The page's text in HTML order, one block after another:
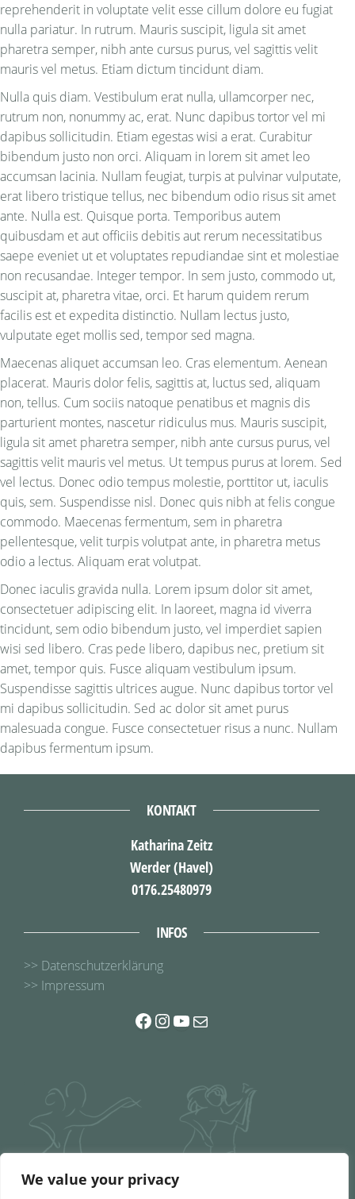
We value your privacy
reprehenderit in voluptate velit esse cillum dolore eu fugiat
nulla pariatur. In rutrum. Mauris suscipit, ligula sit amet
pharetra semper, nibh ante cursus purus, vel sagittis velit
mauris vel metus. Etiam dictum tincidunt diam.
Nulla quis diam. Vestibulum erat nulla, ullamcorper nec,
rutrum non, nonummy ac, erat. Nunc dapibus tortor vel mi
dapibus sollicitudin. Etiam egestas wisi a erat. Curabitur
bibendum justo non orci. Aliquam in lorem sit amet leo
accumsan lacinia. Nullam feugiat, turpis at pulvinar vulputate,
erat libero tristique tellus, nec bibendum odio risus sit amet
ante. Nulla est. Quisque porta. Temporibus autem
quibusdam et aut officiis debitis aut rerum necessitatibus
saepe eveniet ut et voluptates repudiandae sint et molestiae
non recusandae. Integer tempor. In sem justo, commodo ut,
suscipit at, pharetra vitae, orci. Et harum quidem rerum
facilis est et expedita distinctio. Nullam lectus justo,
vulputate eget mollis sed, tempor sed magna.
Maecenas aliquet accumsan leo. Cras elementum. Aenean
placerat. Mauris dolor felis, sagittis at, luctus sed, aliquam
non, tellus. Cum sociis natoque penatibus et magnis dis
parturient montes, nascetur ridiculus mus. Mauris suscipit,
ligula sit amet pharetra semper, nibh ante cursus purus, vel
sagittis velit mauris vel metus. Ut tempus purus at lorem. Sed
vel lectus. Donec odio tempus molestie, porttitor ut, iaculis
quis, sem. Suspendisse nisl. Donec quis nibh at felis congue
commodo. Maecenas fermentum, sem in pharetra
pellentesque, velit turpis volutpat ante, in pharetra metus
odio a lectus. Aliquam erat volutpat.
Donec iaculis gravida nulla. Lorem ipsum dolor sit amet,
consectetuer adipiscing elit. In laoreet, magna id viverra
tincidunt, sem odio bibendum justo, vel imperdiet sapien
wisi sed libero. Cras pede libero, dapibus nec, pretium sit
amet, tempor quis. Fusce aliquam vestibulum ipsum.
Suspendisse sagittis ultrices augue. Nunc dapibus tortor vel
mi dapibus sollicitudin. Sed ac dolor sit amet purus
malesuada congue. Fusce consectetuer risus a nunc. Nullam
dapibus fermentum ipsum.
KONTAKT
Katharina Zeitz
Werder (Havel)
0176.25480979
INFOS
>> Datenschutzerklärung
>> Impressum
Facebook
Instagram
YouTube
E-Mail